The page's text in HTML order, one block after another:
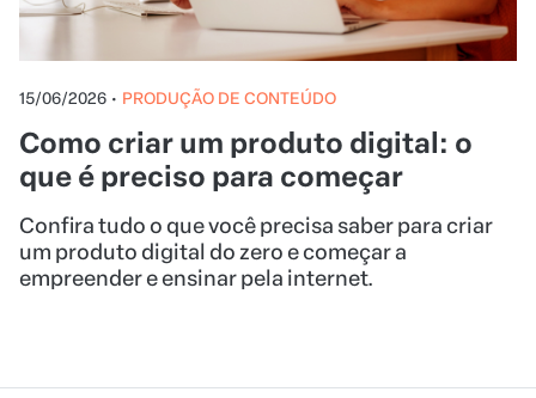
15/06/2026 • PRODUÇÃO DE CONTEÚDO
Como criar um produto digital: o
que é preciso para começar
Confira tudo o que você precisa saber para criar
um produto digital do zero e começar a
empreender e ensinar pela internet.